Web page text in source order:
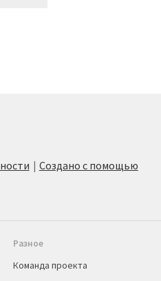
Создано с помощью
Разное
Команда проекта